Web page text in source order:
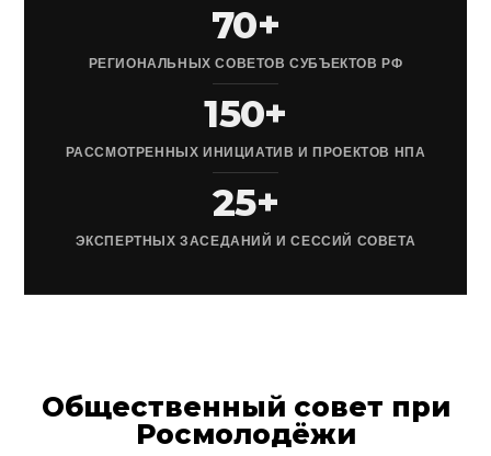
70+
РЕГИОНАЛЬНЫХ СОВЕТОВ СУБЪЕКТОВ РФ
150+
РАССМОТРЕННЫХ ИНИЦИАТИВ И ПРОЕКТОВ НПА
25+
ЭКСПЕРТНЫХ ЗАСЕДАНИЙ И СЕССИЙ СОВЕТА
Общественный совет при
Росмолодёжи